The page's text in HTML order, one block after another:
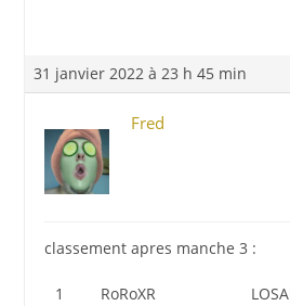
31 janvier 2022 à 23 h 45 min
Fred
classement apres manche 3 :
1 RoRoXR